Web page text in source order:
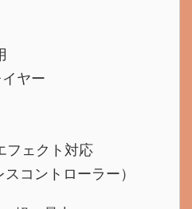
ヤー
フェクト対応
コントローラー）